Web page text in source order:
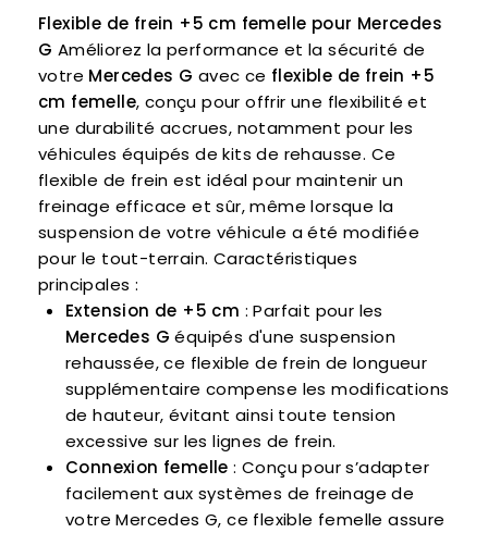
Flexible de frein +5 cm femelle pour Mercedes
G Améliorez la performance et la sécurité de
votre Mercedes G avec ce flexible de frein +5
cm femelle, conçu pour offrir une flexibilité et
une durabilité accrues, notamment pour les
véhicules équipés de kits de rehausse. Ce
flexible de frein est idéal pour maintenir un
freinage efficace et sûr, même lorsque la
suspension de votre véhicule a été modifiée
pour le tout-terrain. Caractéristiques
principales :
Extension de +5 cm : Parfait pour les
Mercedes G équipés d'une suspension
rehaussée, ce flexible de frein de longueur
supplémentaire compense les modifications
de hauteur, évitant ainsi toute tension
excessive sur les lignes de frein.
Connexion femelle : Conçu pour s’adapter
facilement aux systèmes de freinage de
votre Mercedes G, ce flexible femelle assure